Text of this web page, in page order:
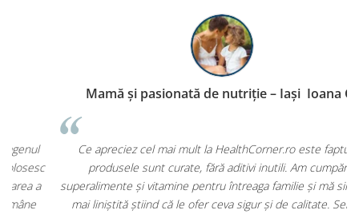
Mamă și pasionată de nutriție – Iași Ioana C.,
Ce apreciez cel mai mult la HealthCorner.ro este faptul că
produsele sunt curate, fără aditivi inutili. Am cumpărat
superalimente și vitamine pentru întreaga familie și mă simt mult
mai liniștită știind că le ofer ceva sigur și de calitate. Serviciul